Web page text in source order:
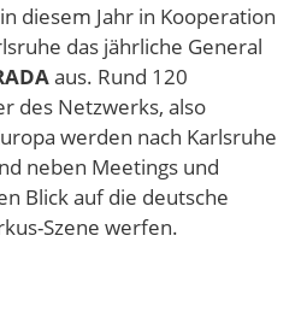
diesem Jahr in Kooperation
das jährliche General
aus. Rund 120
des Netzwerks, also
werden nach Karlsruhe
neben Meetings und
Blick auf die deutsche
Szene werfen.